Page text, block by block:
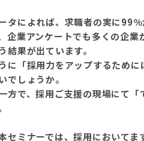
タによれば、求職者の実に99
企業アンケートでも多くの企
結果が出ています。
に「採用力をアップするため
でしょうか。
方で、採用ご支援の現場にて
セミナーでは、採用においてま